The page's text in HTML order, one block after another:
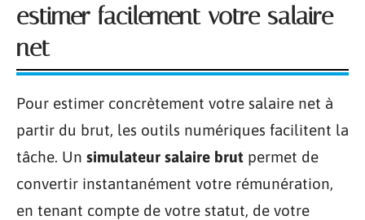
estimer facilement votre salaire
net
Pour estimer concrètement votre salaire net à
partir du brut, les outils numériques facilitent la
tâche. Un simulateur salaire brut permet de
convertir instantanément votre rémunération,
en tenant compte de votre statut, de votre